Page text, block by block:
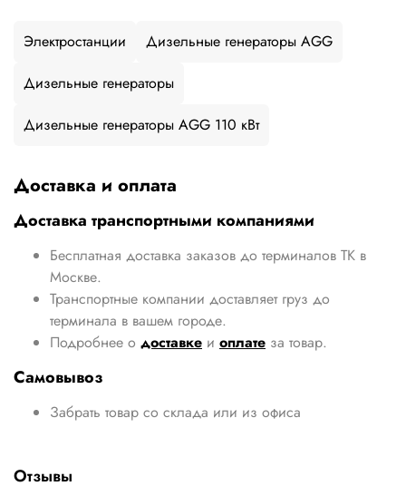
Электростанции
Дизельные генераторы AGG
Дизельные генераторы
Дизельные генераторы AGG 110 кВт
Доставка и оплата
Доставка транспортными компаниями
Бесплатная доставка заказов до терминалов ТК в
Москве.
Транспортные компании доставляет груз до
терминала в вашем городе.
Подробнее о доставке и оплате за товар.
Самовывоз
Забрать товар со склада или из офиса
Отзывы